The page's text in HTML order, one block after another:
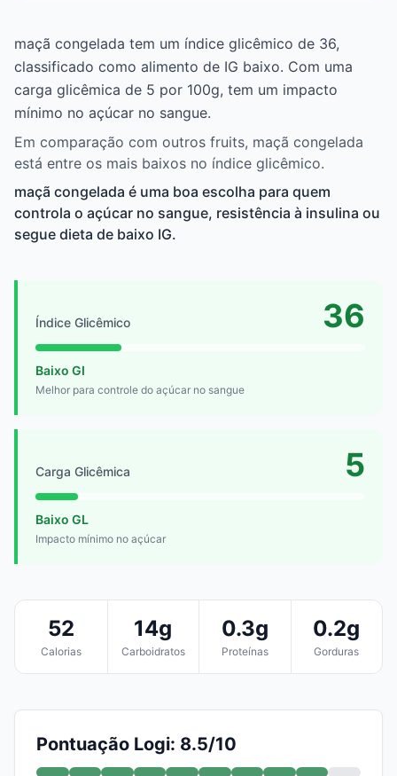
maçã congelada tem um índice glicêmico de 36,
classificado como alimento de IG baixo. Com uma
carga glicêmica de 5 por 100g, tem um impacto
mínimo no açúcar no sangue.
Em comparação com outros fruits, maçã congelada
está entre os mais baixos no índice glicêmico.
maçã congelada é uma boa escolha para quem
controla o açúcar no sangue, resistência à insulina ou
segue dieta de baixo IG.
Índice Glicêmico 36
Baixo GI
Melhor para controle do açúcar no sangue
Carga Glicêmica 5
Baixo GL
Impacto mínimo no açúcar
52
Calorias
14g
Carboidratos
0.3g
Proteínas
0.2g
Gorduras
Pontuação Logi: 8.5/10